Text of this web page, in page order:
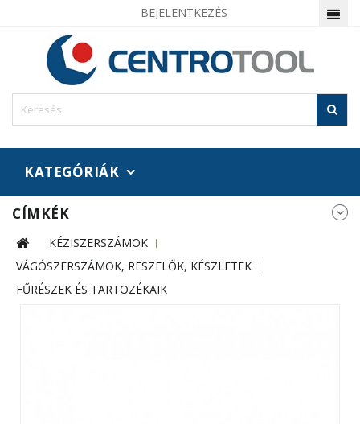
BEJELENTKEZÉS
KATEGÓRIÁK
CÍMKÉK
KÉZISZERSZÁMOK
VÁGÓSZERSZÁMOK, RESZELŐK, KÉSZLETEK
FŰRÉSZEK ÉS TARTOZÉKAIK